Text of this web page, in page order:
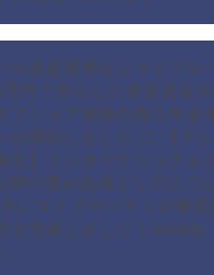
ル資産運用ならマイプロ
円で安心した老後資金
フショア保険の個人年金
を開始しました に
【マ
住】インターナショナル
時の思わぬ落とし穴につ
にマイプロパティが徹底
を作成しました | Shoply